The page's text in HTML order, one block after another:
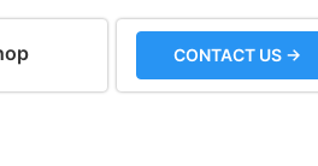
CONTACT US →